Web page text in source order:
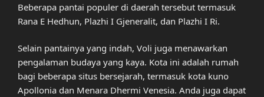
Beberapa pantai populer di daerah tersebut termasuk
Rana E Hedhun, Plazhi I Gjeneralit, dan Plazhi I Ri.
Selain pantainya yang indah, Voli juga menawarkan
pengalaman budaya yang kaya. Kota ini adalah rumah
bagi beberapa situs bersejarah, termasuk kota kuno
Apollonia dan Menara Dhermi Venesia. Anda juga dapat